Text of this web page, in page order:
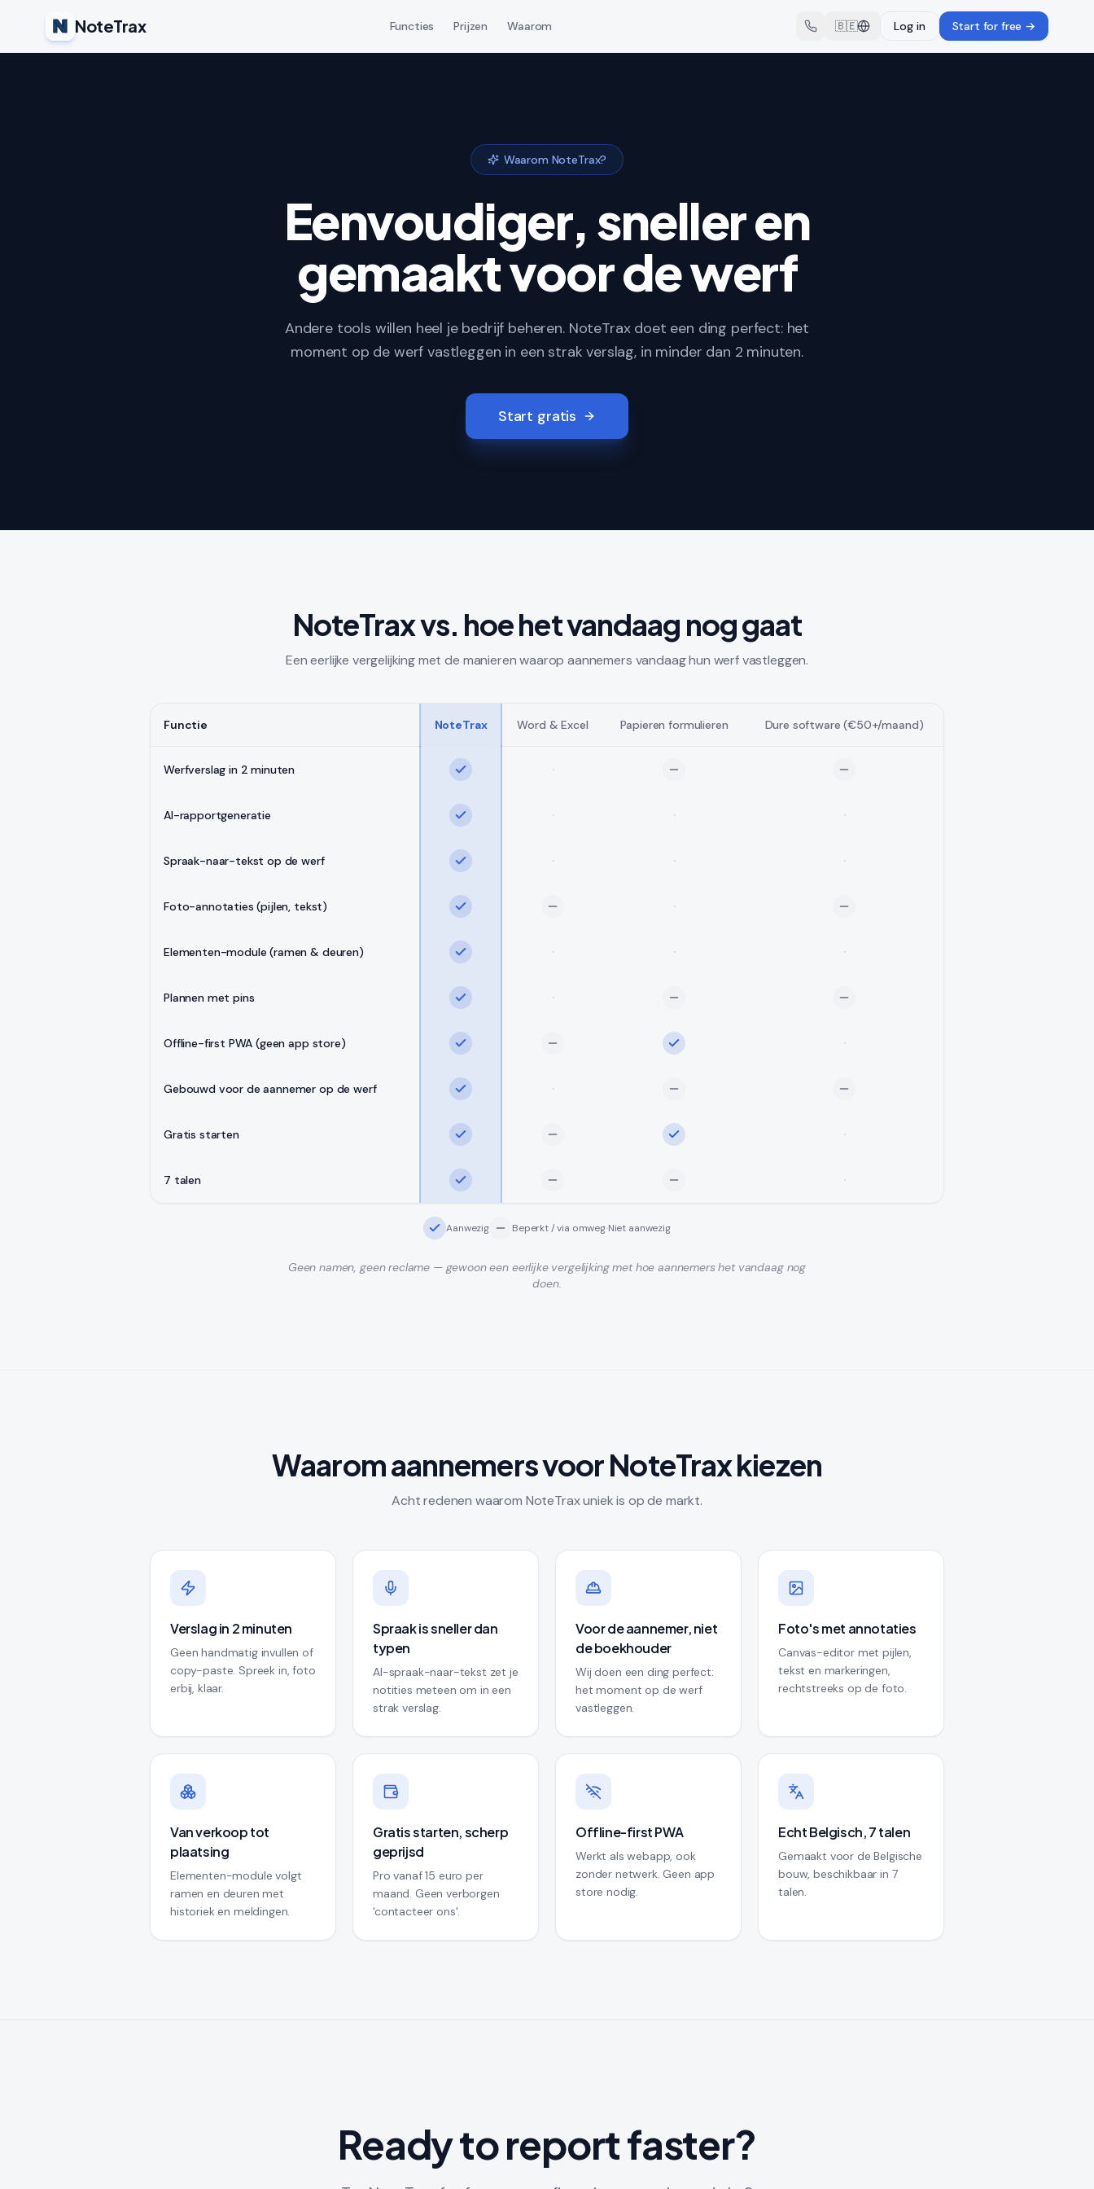
NoteTrax Functies Prijzen Waarom 🇧🇪 Log in Start for free →
Waarom NoteTrax?
Eenvoudiger, sneller en
gemaakt voor de werf
Andere tools willen heel je bedrijf beheren. NoteTrax doet een ding perfect: het
moment op de werf vastleggen in een strak verslag, in minder dan 2 minuten.
Start gratis
NoteTrax vs. hoe het vandaag nog gaat
Een eerlijke vergelijking met de manieren waarop aannemers vandaag hun werf vastleggen.
Functie NoteTrax Word & Excel Papieren formulieren Dure software (€50+/maand)
Werfverslag in 2 minuten ·
AI-rapportgeneratie · · ·
Spraak-naar-tekst op de werf · · ·
Foto-annotaties (pijlen, tekst) ·
Elementen-module (ramen & deuren) · · ·
Plannen met pins ·
Offline-first PWA (geen app store) ·
Gebouwd voor de aannemer op de werf ·
Gratis starten ·
7 talen ·
Aanwezig Beperkt / via omweg·Niet aanwezig
Geen namen, geen reclame — gewoon een eerlijke vergelijking met hoe aannemers het vandaag nog
doen.
Waarom aannemers voor NoteTrax kiezen
Acht redenen waarom NoteTrax uniek is op de markt.
Verslag in 2 minuten
Geen handmatig invullen of
copy-paste. Spreek in, foto
erbij, klaar.
Spraak is sneller dan
typen
AI-spraak-naar-tekst zet je
notities meteen om in een
strak verslag.
Voor de aannemer, niet
de boekhouder
Wij doen een ding perfect:
het moment op de werf
vastleggen.
Foto's met annotaties
Canvas-editor met pijlen,
tekst en markeringen,
rechtstreeks op de foto.
Van verkoop tot
plaatsing
Elementen-module volgt
ramen en deuren met
historiek en meldingen.
Gratis starten, scherp
geprijsd
Pro vanaf 15 euro per
maand. Geen verborgen
'contacteer ons'.
Offline-first PWA
Werkt als webapp, ook
zonder netwerk. Geen app
store nodig.
Echt Belgisch, 7 talen
Gemaakt voor de Belgische
bouw, beschikbaar in 7
talen.
Ready to report faster?